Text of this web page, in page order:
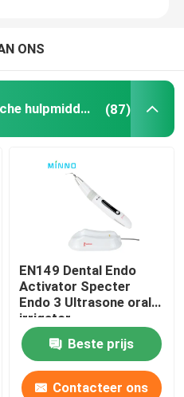
ONS
Tandheelkundige medische hulpmiddelen (87)
EN149 Dental Endo
Activator Specter
Endo 3 Ultrasone orale
irrigator
Beste prijs
Contacteer ons